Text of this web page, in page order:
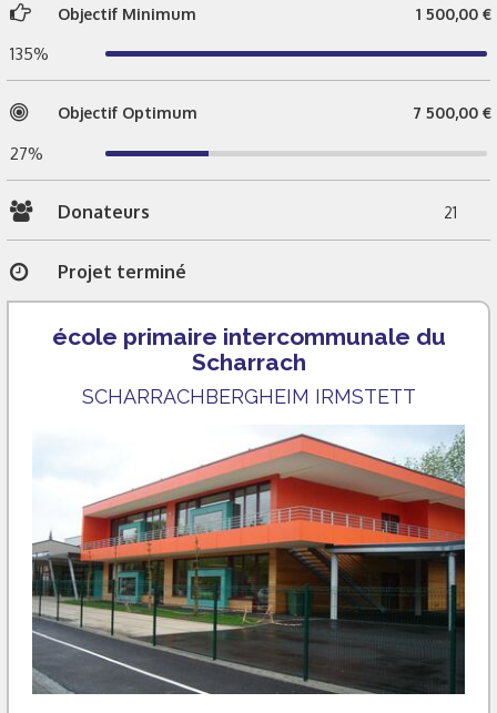
Objectif Minimum 1 500,00 €
135%
Objectif Optimum 7 500,00 €
27%
Donateurs 21
Projet terminé
école primaire intercommunale du
Scharrach
SCHARRACHBERGHEIM IRMSTETT